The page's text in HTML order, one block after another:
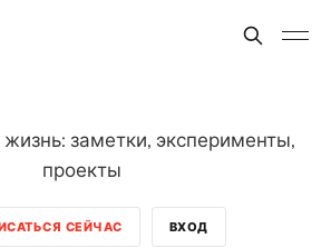
заметки, эксперименты,
проекты
СЕЙЧАС ВХОД